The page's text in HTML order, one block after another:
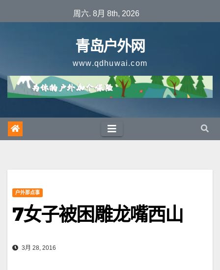
至
周六. 8月 8th, 2026
青岛户外网
www.qdhuwai.com
户外那点事
7女子被困雕龙嘴西山
3月 28, 2016